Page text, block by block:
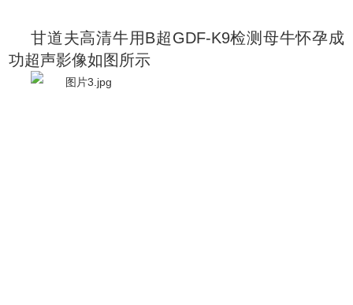
甘道夫高清牛用B超GDF-K9检测母牛怀孕成
功超声影像如图所示